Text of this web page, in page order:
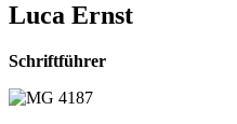
Luca Ernst
Schriftführer